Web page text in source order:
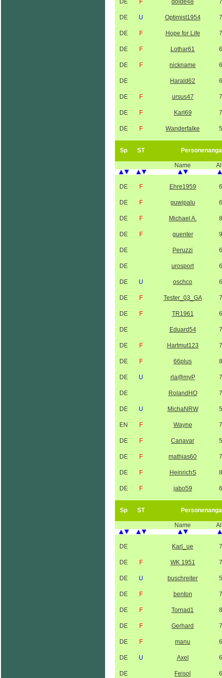
DE F dolde48
DE U Optimist1954
DE F Hope for Life
DE F Lothar61
DE F nickname
DE Harald62
DE F ursus47
DE F Karl69
DE F Wanderfalke
Sp ST
Name
DE F Ehre1959
DE F guwipalu
DE F Michael A.
DE F guenter
DE Peruzzi
DE urosport
DE U oschco
DE F Tester_03_GA
DE F TR1961
DE Eduard54
DE F Hartmut123
DE F 66plus
DE U rla@myP
DE RolandHO
DE U MichaNRW
EN F Wayne
DE F Canavar
DE F mathias60
DE F HeinrichS
DE F jabo59
Sp ST
Name
DE Karl_ue
DE F WK 1951
DE U buschreiter
DE F benton
DE F Tornad1
DE F Gerhard
DE F manu
DE U Axel
DE Feisol